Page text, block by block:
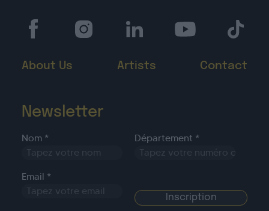
About Us Artists Contact
Newsletter
Nom * Département *
Email *